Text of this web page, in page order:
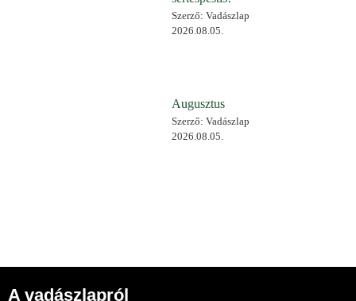
Szerző: Vadászlap
2026.08.05.
Augusztus
Szerző: Vadászlap
2026.08.05.
A vadászlapról